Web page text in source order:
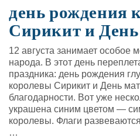
день рождения
Сирикит и
12 августа занимает особое
народа. В этот день
праздника: день рождения
королевы Сирикит и День
благодарности. Вот уже
украшена синим цветом —
королевы. Флаги
…